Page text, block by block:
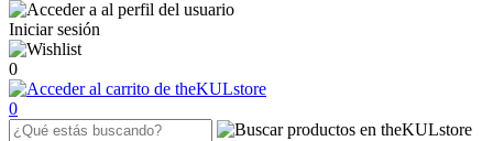
Iniciar sesión
0
0